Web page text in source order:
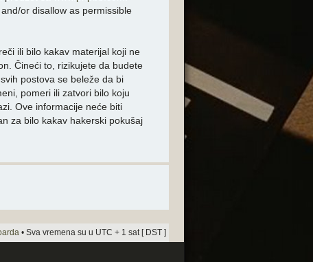
or disallow as permissible
ili bilo kakav materijal koji ne
Čineći to, rizikujete da budete
postova se beleže da bi
pomeri ili zatvori bilo koju
Ove informacije neće biti
za bilo kakav hakerski pokušaj
• Sva vremena su u UTC + 1 sat [ DST ]